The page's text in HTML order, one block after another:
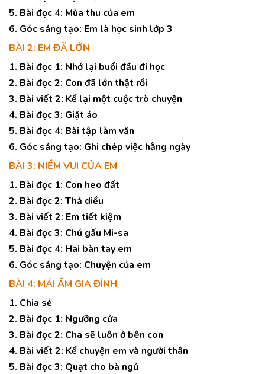
5. Bài đọc 4: Mùa thu của em
6. Góc sáng tạo: Em là học sinh lớp 3
BÀI 2: EM ĐÃ LỚN
1. Bài đọc 1: Nhớ lại buổi đầu đi học
2. Bài đọc 2: Con đã lớn thật rồi
3. Bài viết 2: Kể lại một cuộc trò chuyện
4. Bài đọc 3: Giặt áo
5. Bài đọc 4: Bài tập làm văn
6. Góc sáng tạo: Ghi chép việc hằng ngày
BÀI 3: NIỀM VUI CỦA EM
1. Bài đọc 1: Con heo đất
2. Bài đọc 2: Thả diều
3. Bài viết 2: Em tiết kiệm
4. Bài đọc 3: Chú gấu Mi-sa
5. Bài đọc 4: Hai bàn tay em
6. Góc sáng tạo: Chuyện của em
BÀI 4: MÁI ẤM GIA ĐÌNH
1. Chia sẻ
2. Bài đọc 1: Ngưỡng cửa
3. Bài đọc 2: Cha sẽ luôn ở bên con
4. Bài viết 2: Kể chuyện em và người thân
5. Bài đọc 3: Quạt cho bà ngủ